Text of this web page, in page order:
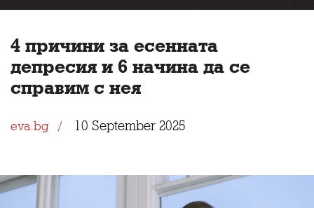
4 причини за есенната
депресия и 6 начина да се
справим с нея
eva.bg 10 September 2025